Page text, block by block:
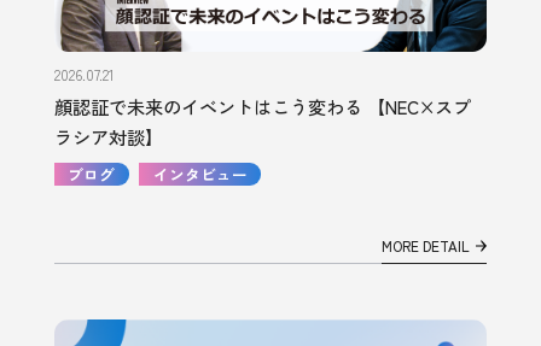
2026.07.21
顔認証で未来のイベントはこう変わる 【NEC×スプ
ラシア対談】
ブログ インタビュー
MORE DETAIL